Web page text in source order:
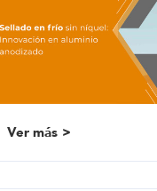
Ver más